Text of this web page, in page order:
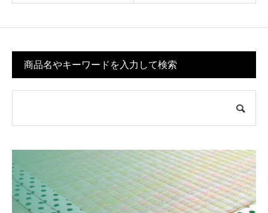
商品名やキーワードを入力して検索